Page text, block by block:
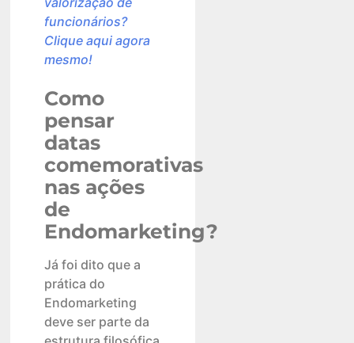
funcionários?
Clique aqui agora
mesmo!
Como
pensar
datas
comemorativas
nas ações
de
Endomarketing?
Já foi dito que a
prática do
Endomarketing
deve ser parte da